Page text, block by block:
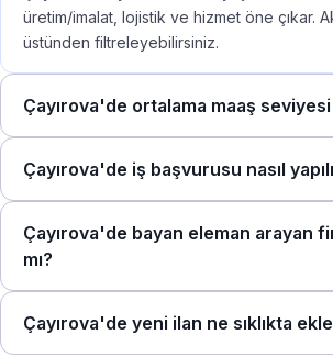
üretim/imalat, lojistik ve hizmet öne çıkar.
üstünden filtreleyebilirsiniz.
Çayırova'de ortalama maaş
Çayırova'de iş başvurusu nasıl
Çayırova'de bayan eleman arayan
mı?
Çayırova'de yeni ilan ne sıklıkta